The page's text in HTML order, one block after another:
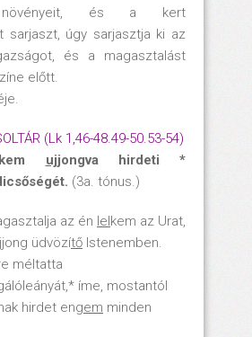
növényeit, és a kert
sarjaszt, úgy sarjasztja ki az
és a magasztalást
előtt.
(Lk 1,46-48.49-50.53-54)
ujjongva hirdeti *
(3a. tónus.)
az én lelkem az Urat,
üdvözítő Istenemben.
méltatta
íme, mostantól
hirdet engem minden